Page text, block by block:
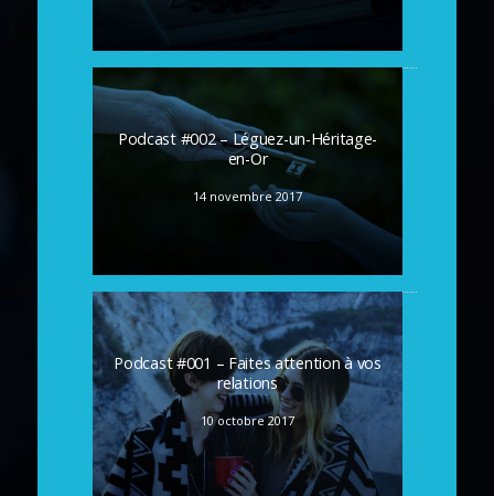
Podcast #002 – Léguez-un-Héritage-
en-Or
14 novembre 2017
Podcast #001 – Faites attention à vos
relations
10 octobre 2017